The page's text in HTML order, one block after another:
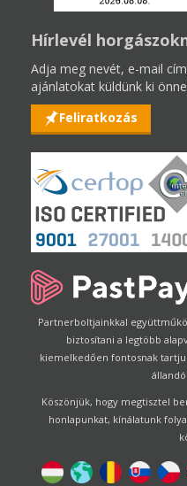
Hírlevél
Adja meg nevét, e-mail
ajánlatokat küldünk ki
Feliratkozás
Partnerboltjainkkal
biztosítani a legtöbb
kiemelkedően fontosnak
Köszönjük, hogy megtisztel
honlapunkat, kínálatunk